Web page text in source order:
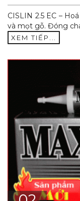
CISLIN 2.5 EC –
và mọt gỗ. Đóng
XEM TIẾP...